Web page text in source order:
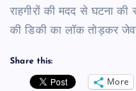
राहगीरों की मदद से घटना
की डिकी का लॉक तोड़कर
Share this:
More